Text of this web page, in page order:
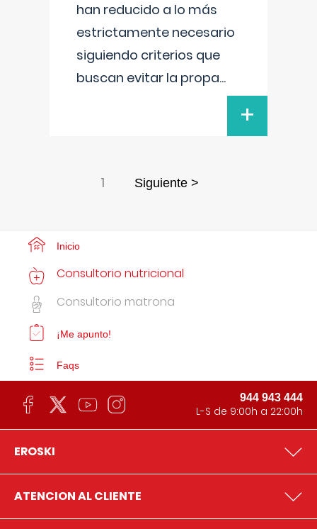
han reducido a lo más
estrictamente necesario
siguiendo criterios que
buscan evitar la propa...
+
1 Siguiente >
Inicio
Consultorio nutricional
Consultorio matrona
¡Me apunto!
Faqs
944 943 444
L-S de 9:00h a 22:00h
EROSKI
ATENCION AL CLIENTE